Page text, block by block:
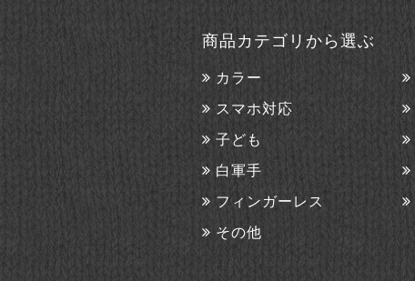
商品カテゴリから選ぶ
カラー
スマホ対応
子ども
白軍手
フィンガーレス
その他